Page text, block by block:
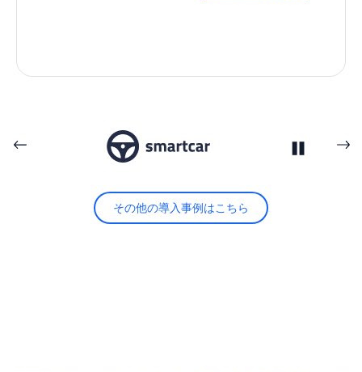
その他の導入事例はこちら